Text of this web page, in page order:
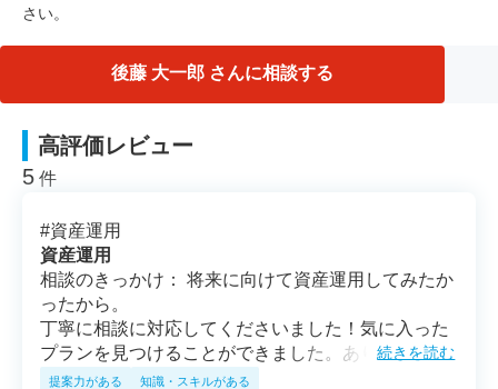
さい。
後藤 大一郎 さんに相談する
高評価レビュー
5 件
#資産運用
資産運用
相談のきっかけ： 将来に向けて資産運用してみたか
ったから。
丁寧に相談に対応してくださいました！気に入った
プランを見つけることができました。ありがとうご
ざいました。
続きを読む
提案力がある 知識・スキルがある